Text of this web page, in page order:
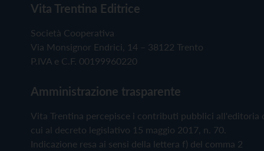
Vita Trentina Editrice
Società Cooperativa
Via Monsignor Endrici, 14 – 38122 Trento
P.IVA e C.F. 00199960220
Amministrazione trasparente
Vita Trentina percepisce i contributi pubblici all'editoria
cui al decreto legislativo 15 maggio 2017, n. 70.
Indicazione resa ai sensi della lettera f) del comma 2